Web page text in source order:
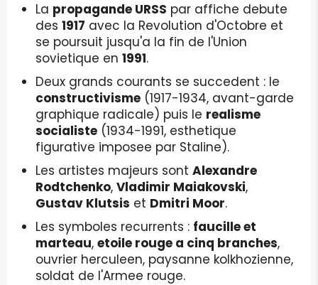
La propagande URSS par affiche debute
des 1917 avec la Revolution d'Octobre et
se poursuit jusqu'a la fin de l'Union
sovietique en 1991.
Deux grands courants se succedent : le
constructivisme (1917-1934, avant-garde
graphique radicale) puis le realisme
socialiste (1934-1991, esthetique
figurative imposee par Staline).
Les artistes majeurs sont Alexandre
Rodtchenko, Vladimir Maiakovski,
Gustav Klutsis et Dmitri Moor.
Les symboles recurrents : faucille et
marteau, etoile rouge a cinq branches,
ouvrier herculeen, paysanne kolkhozienne,
soldat de l'Armee rouge.